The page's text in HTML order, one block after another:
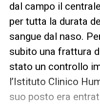
dal campo il
per tutta la durata
sangue dal naso.
subito una frattura
stato un controllo
l’Istituto Clinico
suo posto era